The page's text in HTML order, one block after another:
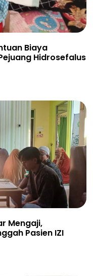
Biaya
Hidrosefalus
Mengaji,
Pasien IZI